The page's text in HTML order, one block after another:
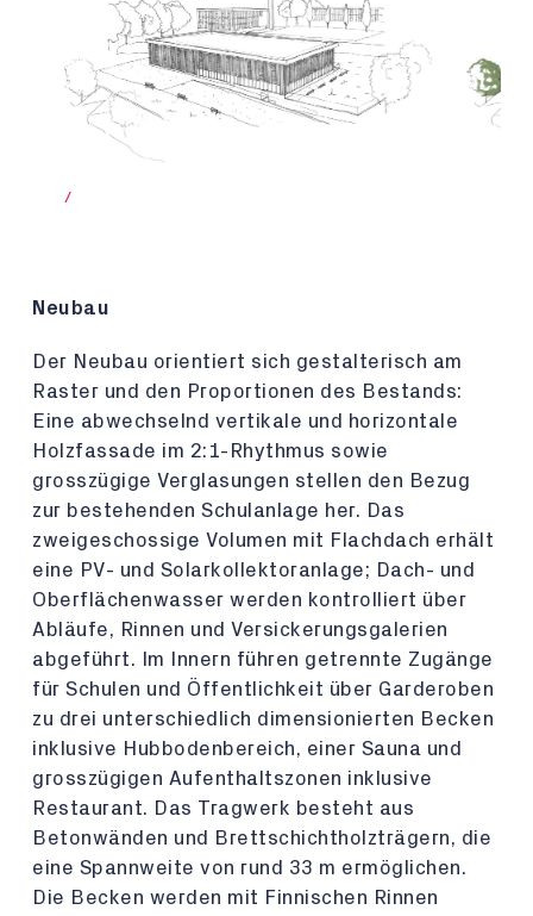
/
Neubau
Der Neubau orientiert sich gestalterisch am
Raster und den Proportionen des Bestands:
Eine abwechselnd vertikale und horizontale
Holzfassade im 2:1-Rhythmus sowie
grosszügige Verglasungen stellen den Bezug
zur bestehenden Schulanlage her. Das
zweigeschossige Volumen mit Flachdach erhält
eine PV- und Solarkollektoranlage; Dach- und
Oberflächenwasser werden kontrolliert über
Abläufe, Rinnen und Versickerungsgalerien
abgeführt. Im Innern führen getrennte Zugänge
für Schulen und Öffentlichkeit über Garderoben
zu drei unterschiedlich dimensionierten Becken
inklusive Hubbodenbereich, einer Sauna und
grosszügigen Aufenthaltszonen inklusive
Restaurant. Das Tragwerk besteht aus
Betonwänden und Brettschichtholzträgern, die
eine Spannweite von rund 33 m ermöglichen.
Die Becken werden mit Finnischen Rinnen